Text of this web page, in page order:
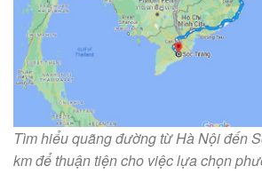
Tìm hiểu quãng đường từ Hà Nội đến
km để thuận tiện cho việc lựa chọn